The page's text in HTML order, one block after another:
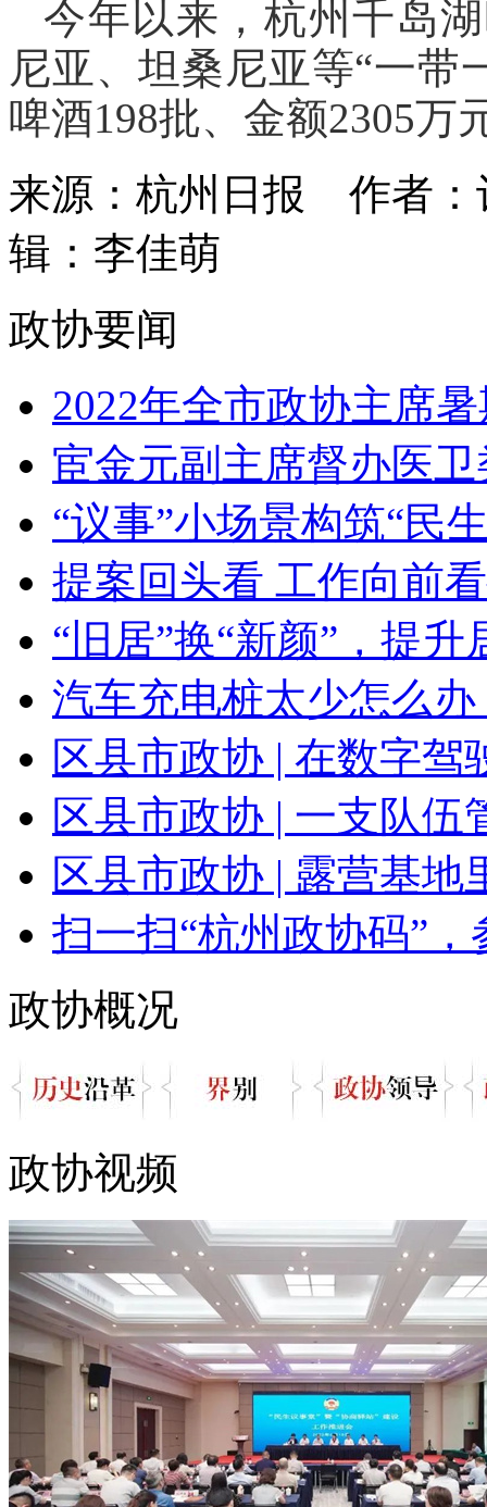
今年以来，杭州千岛
尼亚、坦桑尼亚等“一带
啤酒198批、金额2305万
来源：杭州日报 作者
辑：李佳萌
政协要闻
2022年全市政协主席
宦金元副主席督办医
“议事”小场景构筑“民
提案回头看 工作向前
“旧居”换“新颜”，提
汽车充电桩太少怎么
区县市政协 | 在数字驾
区县市政协 | 一支队伍
区县市政协 | 露营基地
扫一扫“杭州政协码”，
政协概况
政协视频